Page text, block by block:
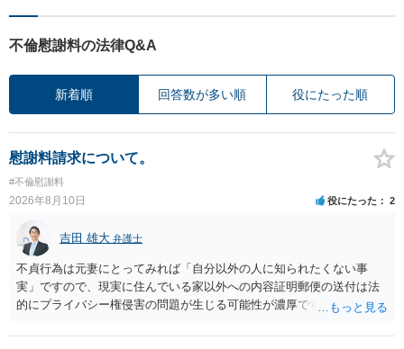
不倫慰謝料の法律Q&A
新着順 回答数が多い順 役にたった順
慰謝料請求について。
#不倫慰謝料
2026年8月10日 役にたった 2
吉田 雄大 弁護士
不貞行為は元妻にとってみれば「自分以外の人に知られたくない事
実」ですので、現実に住んでいる家以外への内容証明郵便の送付は法
的にプライバシー権侵害の問題が生じる可能性が濃厚です。ですの